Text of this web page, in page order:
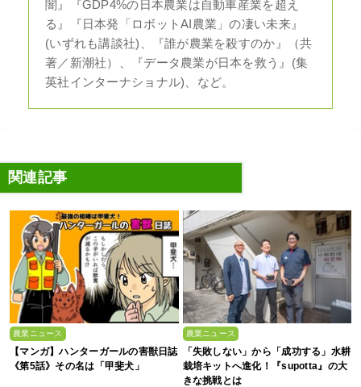
闇』『GDP4%の日本農業は自動車産業を超え
る』『日本発「ロボットAI農業」の凄い未来』
(いずれも講談社)、『誰が農業を殺すのか』（共
著／新潮社）、『データ農業が日本を救う』(集
英社インターナショナル)、など。
関連記事
農業ニュース
【マンガ】ハンターガールの害獣日誌
《第5話》その名は「甲斐犬」
農業ニュース
「失敗しない」から「成功する」水耕
栽培キットへ進化！『supotta』の大
きな挑戦とは